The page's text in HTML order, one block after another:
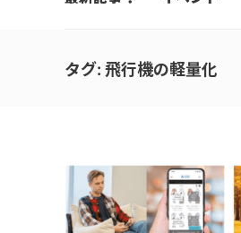
タグ: 飛行機の軽量化